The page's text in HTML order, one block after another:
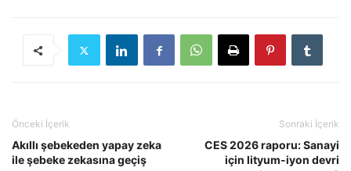
Önceki İçerik
Akıllı şebekeden yapay zeka
ile şebeke zekasına geçiş
Sonraki İçerik
CES 2026 raporu: Sanayi
için lityum-iyon devri